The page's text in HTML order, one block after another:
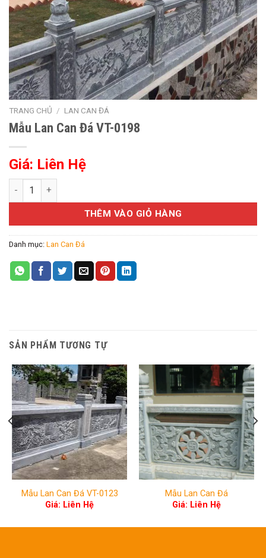
TRANG CHỦ / LAN CAN ĐÁ
Mẫu Lan Can Đá VT-0198
Giá: Liên Hệ
Mẫu Lan Can Đá VT-0198 số lượng
THÊM VÀO GIỎ HÀNG
Danh mục: Lan Can Đá
SẢN PHẨM TƯƠNG TỰ
Mẫu Lan Can Đá VT-0123
Giá: Liên Hệ
Mẫu Lan Can Đá
Giá: Liên Hệ